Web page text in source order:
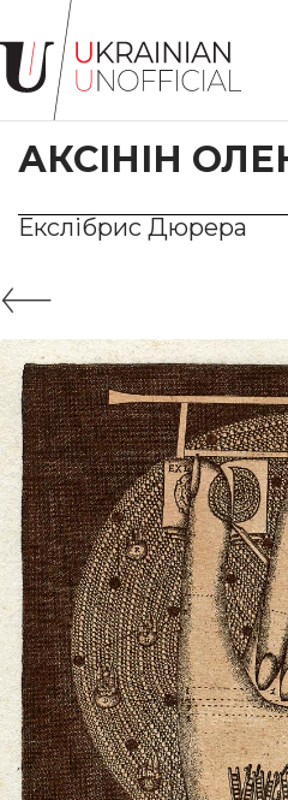
Головна
Про
проєкт
Художники
Твори
Контакти
#KYIV
#LVIV
UA
ENG
АКСІНІН
Екслібрис Дюрера